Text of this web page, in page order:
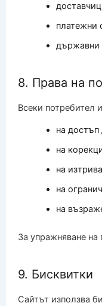
платежни
държавни
8. Права на
Всеки потребител
на достъп
на
на
на
на
За упражняване на
9. Бисквитки
Сайтът използва